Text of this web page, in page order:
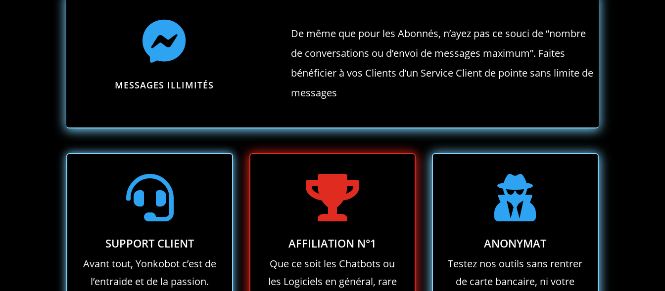

MESSAGES ILLIMITÉS
De même que pour les Abonnés, n’ayez pas ce souci de “nombre
de conversations ou d’envoi de messages maximum”. Faites
bénéficier à vos Clients d’un Service Client de pointe sans limite de
messages

SUPPORT CLIENT
Avant tout, Yonkobot c’est de
l’entraide et de la passion.

AFFILIATION N°1
Que ce soit les Chatbots ou
les Logiciels en général, rare

ANONYMAT
Testez nos outils sans rentrer
de carte bancaire, ni votre